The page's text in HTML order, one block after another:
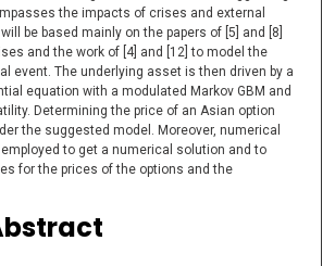
the impacts of crises and external
be based mainly on the papers of [5] and [8]
and the work of [4] and [12] to model the
event. The underlying asset is then driven by a
equation with a modulated Markov GBM and
Determining the price of an Asian option
the suggested model. Moreover, numerical
to get a numerical solution and to
for the prices of the options and the